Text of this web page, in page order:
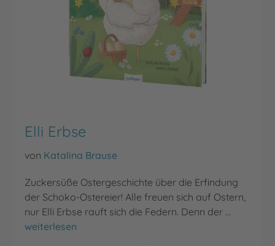
Elli Erbse
von Katalina Brause
Zuckersüße Ostergeschichte über die Erfindung
der Schoko-Ostereier! Alle freuen sich auf Ostern,
nur Elli Erbse rauft sich die Federn. Denn der …
Elli Erbse
weiterlesen